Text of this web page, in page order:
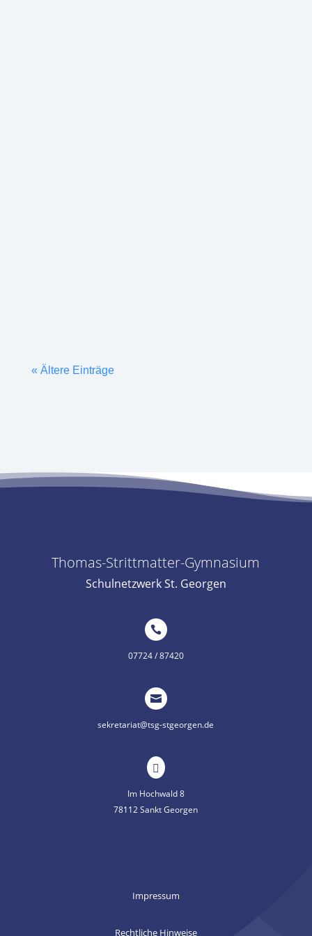
« Ältere Einträge
Thomas-Strittmatter-Gymnasium
Schulnetzwerk St. Georgen

07724 / 87420

sekretariat@tsg-stgeorgen.de

Im Hochwald 8
78112 Sankt Georgen
Impressum
Rechtliche Hinweise